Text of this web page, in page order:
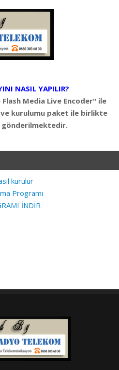
NASIL YAPILIR?
Flash Media Live Encoder" ile
kurulumu paket ile birlikte
gönderilmektedir.
kurulur
Programı
İNDİR